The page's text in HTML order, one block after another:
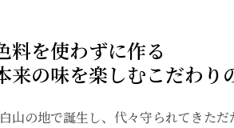
料を使わずに作る
来の味を楽しむこだわり
山の地で誕生し、代々守られてきた